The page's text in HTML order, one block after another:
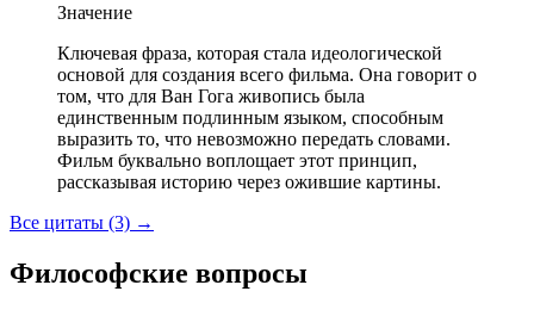
Значение
Ключевая фраза, которая стала идеологической
основой для создания всего фильма. Она говорит о
том, что для Ван Гога живопись была
единственным подлинным языком, способным
выразить то, что невозможно передать словами.
Фильм буквально воплощает этот принцип,
рассказывая историю через ожившие картины.
Все цитаты (3) →
Философские вопросы